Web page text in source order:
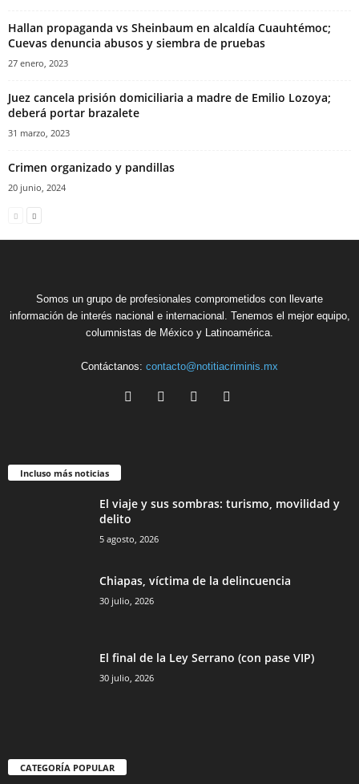
Hallan propaganda vs Sheinbaum en alcaldía Cuauhtémoc;
Cuevas denuncia abusos y siembra de pruebas
27 enero, 2023
Juez cancela prisión domiciliaria a madre de Emilio Lozoya;
deberá portar brazalete
31 marzo, 2023
Crimen organizado y pandillas
20 junio, 2024
Somos un grupo de profesionales comprometidos con llevarte
información de interés nacional e internacional. Tenemos el mejor equipo,
columnistas de México y Latinoamérica.
Contáctanos: contacto@notitiacriminis.mx
Incluso más noticias
El viaje y sus sombras: turismo, movilidad y
delito
5 agosto, 2026
Chiapas, víctima de la delincuencia
30 julio, 2026
El final de la Ley Serrano (con pase VIP)
30 julio, 2026
CATEGORÍA POPULAR